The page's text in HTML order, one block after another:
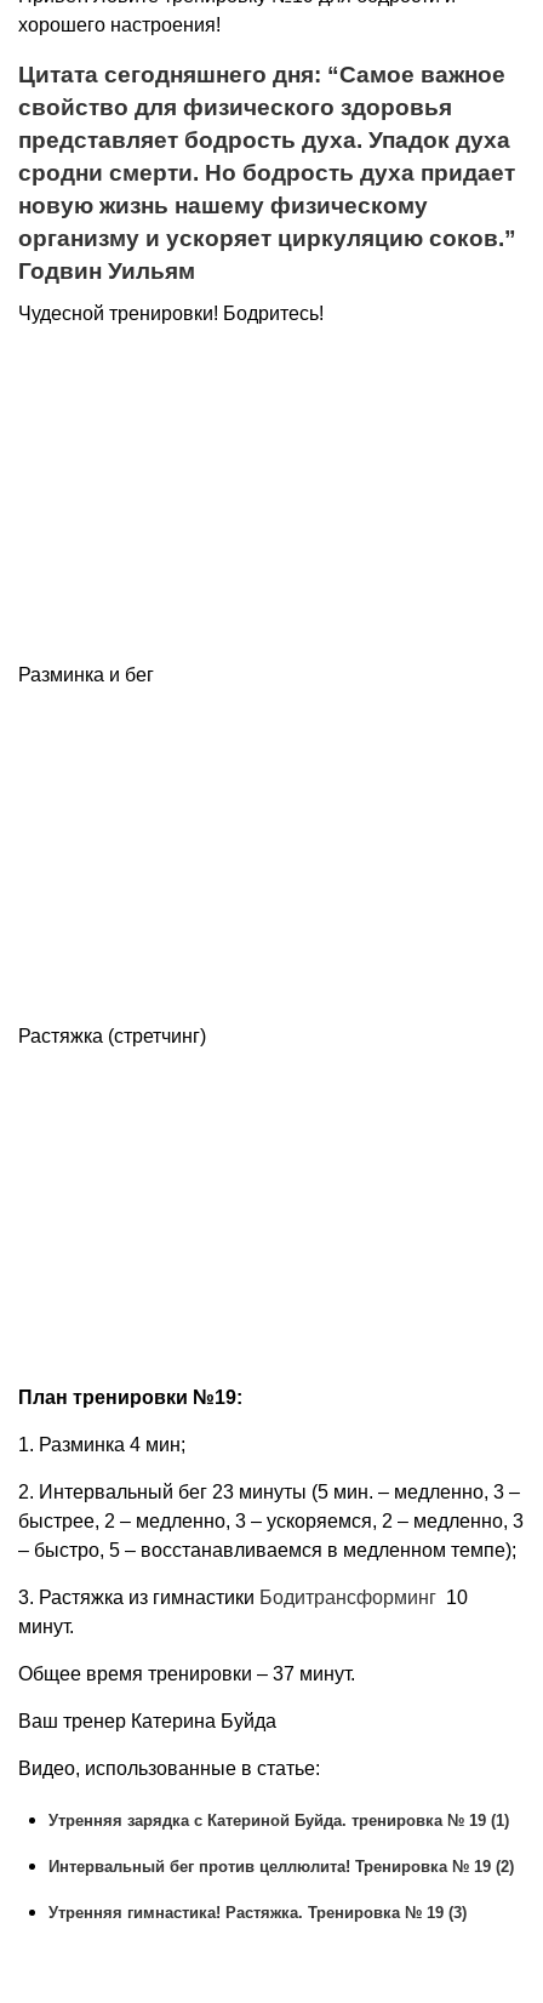
хорошего настроения!
Цитата сегодняшнего дня: “Самое важное
свойство для физического здоровья
представляет бодрость духа. Упадок духа
сродни смерти. Но бодрость духа придает
новую жизнь нашему физическому
организму и ускоряет циркуляцию соков.”
Годвин Уильям
Чудесной тренировки! Бодритесь!
Разминка и бег
Растяжка (стретчинг)
План тренировки №19:
1. Разминка 4 мин;
2. Интервальный бег 23 минуты (5 мин. – медленно, 3 –
быстрее, 2 – медленно, 3 – ускоряемся, 2 – медленно, 3
– быстро, 5 – восстанавливаемся в медленном темпе);
3. Растяжка из гимнастики Бодитрансформинг 10
минут.
Общее время тренировки – 37 минут.
Ваш тренер Катерина Буйда
Видео, использованные в статье:
Утренняя зарядка с Катериной Буйда. тренировка № 19 (1)
Интервальный бег против целлюлита! Тренировка № 19 (2)
Утренняя гимнастика! Растяжка. Тренировка № 19 (3)